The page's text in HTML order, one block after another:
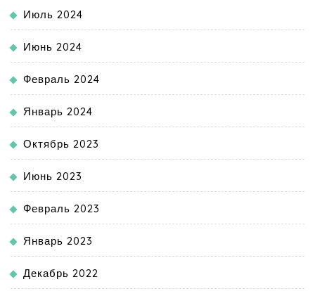
Июль 2024
Июнь 2024
Февраль 2024
Январь 2024
Октябрь 2023
Июнь 2023
Февраль 2023
Январь 2023
Декабрь 2022